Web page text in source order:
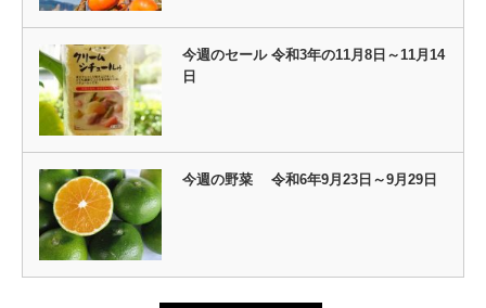
今週のセール 令和3年の11月8日～11月14
日
今週の野菜 令和6年9月23日～9月29日